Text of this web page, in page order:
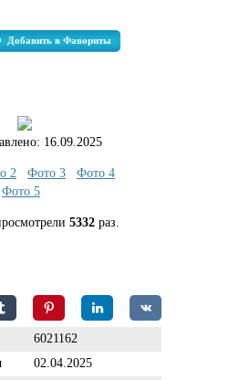
Добавить в Фавориты
16.09.2025
2 Фото 3
Фото 4
Фото 5
5332раз.
6021162
02.04.2025